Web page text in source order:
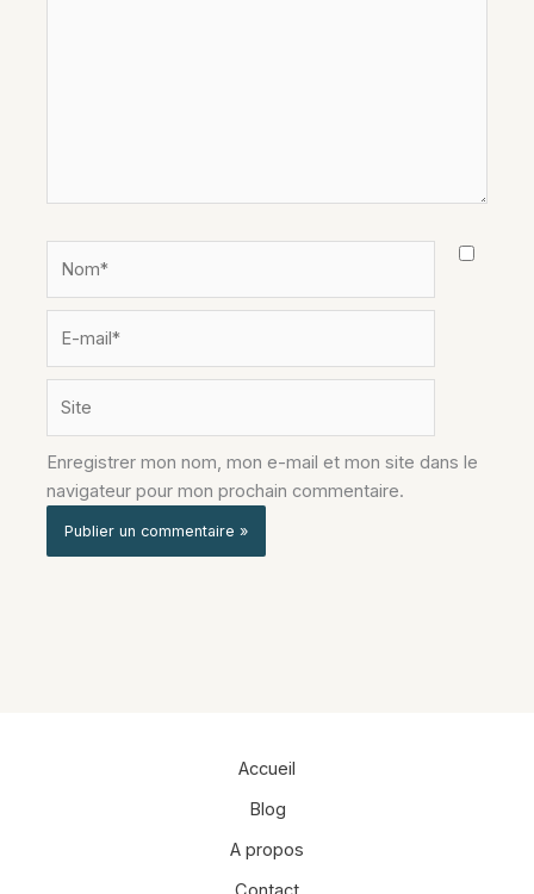
Enregistrer mon nom, mon e-mail et mon site dans le
navigateur pour mon prochain commentaire.
Accueil
Blog
A propos